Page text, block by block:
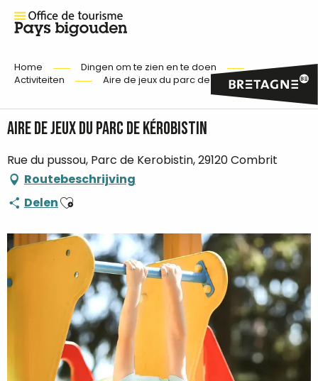
Home
Dingen om te zien en te doen
Activiteiten
Aire de jeux du parc de Kérobistin
Aire de jeux du parc de Kérobistin
Rue du pussou, Parc de Kerobistin, 29120 Combrit
Routebeschrijving
DelenAjouter aux favoris